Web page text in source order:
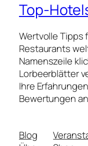
Top-
Wertvolle Tipps
Restaurants
Namenszeile
Lorbeerblätter
Ihre
Bewertungen
Blog